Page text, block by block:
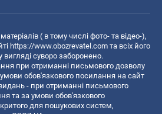
( в тому числі фото- та відео-),
https://www.obozrevatel.com та всіх його
суворо заборонено.
при отриманні письмового дозволу
обов'язкового посилання на сайт
- при отриманні письмового
та за умови обов'язкового
для пошукових систем,